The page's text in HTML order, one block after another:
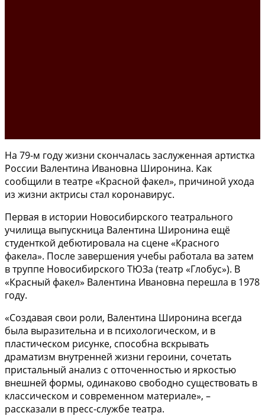
На 79-м году жизни скончалась заслуженная артистка
России Валентина Ивановна Широнина. Как
сообщили в театре «Красной факел», причиной ухода
из жизни актрисы стал коронавирус.
Первая в истории Новосибирского театрального
училища выпускница Валентина Широнина ещё
студенткой дебютировала на сцене «Красного
факела». После завершения учебы работала ва затем
в труппе Новосибирского ТЮЗа (театр «Глобус»). В
«Красный факел» Валентина Ивановна перешла в 1978
году.
«Создавая свои роли, Валентина Широнина всегда
была выразительна и в психологическом, и в
пластическом рисунке, способна вскрывать
драматизм внутренней жизни героини, сочетать
пристальный анализ с отточенностью и яркостью
внешней формы, одинаково свободно существовать в
классическом и современном материале», –
рассказали в пресс-службе театра.